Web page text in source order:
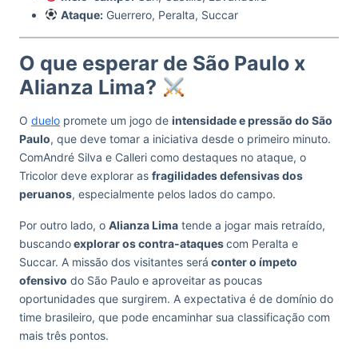
Ataque:Guerrero, Peralta, Succar
O que esperar de São Paulo x
Alianza Lima?
O duelo promete um jogo de intensidade e pressão do São
Paulo, que deve tomar a iniciativa desde o primeiro minuto.
ComAndré Silva e Calleri como destaques no ataque, o
Tricolor deve explorar as fragilidades defensivas dos
peruanos, especialmente pelos lados do campo.
Por outro lado, o Alianza Lima tende a jogar mais retraído,
buscandoexplorar os contra-ataquescom Peralta e
Succar. A missão dos visitantes será conter o ímpeto
ofensivo do São Paulo e aproveitar as poucas
oportunidades que surgirem. A expectativa é de domínio do
time brasileiro, que pode encaminhar sua classificação com
mais três pontos.